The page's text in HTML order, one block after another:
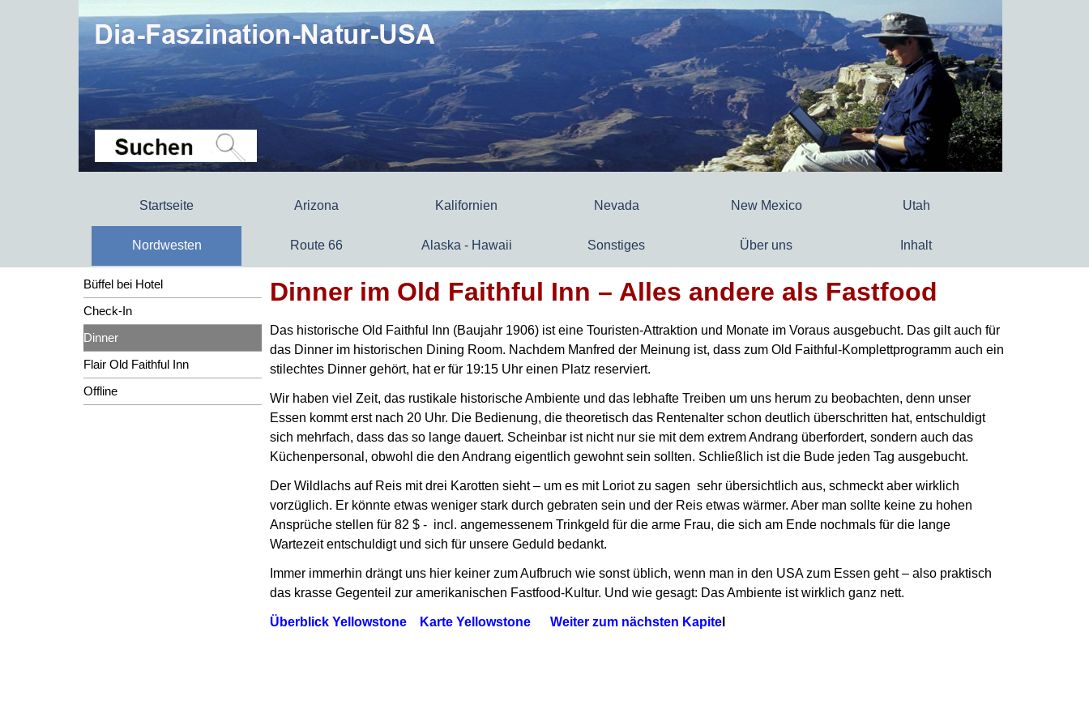
Startseite Arizona Kalifornien Nevada New Mexico Utah
Nordwesten Route 66 Alaska - Hawaii Sonstiges Über uns Inhalt
Büffel bei Hotel
Check-In
Dinner
Flair Old Faithful Inn
Offline
Dinner im Old Faithful Inn – Alles andere als Fastfood
Das historische Old Faithful Inn (Baujahr 1906) ist eine Touristen-Attraktion und Monate im Voraus ausgebucht. Das gilt auch für
das Dinner im historischen Dining Room. Nachdem Manfred der Meinung ist, dass zum Old Faithful-Komplettprogramm auch ein
stilechtes Dinner gehört, hat er für 19:15 Uhr einen Platz reserviert.
Wir haben viel Zeit, das rustikale historische Ambiente und das lebhafte Treiben um uns herum zu beobachten,denn unser
Essen kommt erst nach 20 Uhr. Die Bedienung, die theoretisch das Rentenalter schon deutlich überschritten hat, entschuldigt
sich mehrfach, dass das so lange dauert. Scheinbar ist nicht nur sie mit dem extrem Andrang überfordert, sondern auch das
Küchenpersonal,obwohl die den Andrang eigentlich gewohnt sein sollten. Schließlich ist die Bude jeden Tag ausgebucht.
Der Wildlachs auf Reis mit drei Karotten sieht – um es mit Loriot zu sagen sehr übersichtlich aus,schmeckt aber wirklich
vorzüglich. Er könnte etwas weniger stark durch gebraten sein und der Reis etwas wärmer.Aber man sollte keine zu hohen
Ansprüche stellen für 82 $ - incl. angemessenem Trinkgeld für die arme Frau,die sich am Ende nochmals für die lange
Wartezeit entschuldigt und sich für unsere Geduld bedankt.
Immer immerhin drängt uns hier keiner zum Aufbruch wie sonst üblich, wenn man in den USA zum Essen geht –also praktisch
das krasse Gegenteil zur amerikanischen Fastfood-Kultur. Und wie gesagt: Das Ambiente ist wirklich ganz nett.
Überblick Yellowstone Karte Yellowstone Weiter zum nächsten Kapite